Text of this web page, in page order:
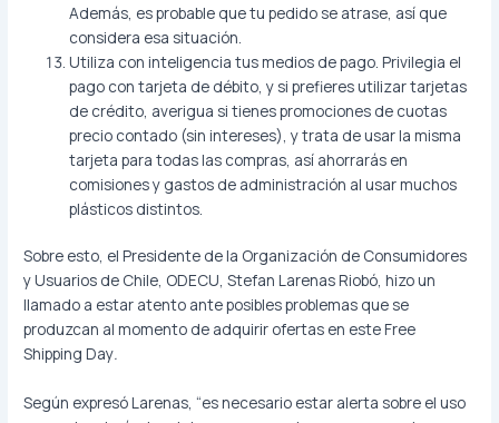
Además, es probable que tu pedido se atrase, así que
considera esa situación.
Utiliza con inteligencia tus medios de pago. Privilegia el
pago con tarjeta de débito, y si prefieres utilizar tarjetas
de crédito, averigua si tienes promociones de cuotas
precio contado (sin intereses), y trata de usar la misma
tarjeta para todas las compras, así ahorrarás en
comisiones y gastos de administración al usar muchos
plásticos distintos.
Sobre esto, el Presidente de la Organización de Consumidores
y Usuarios de Chile, ODECU, Stefan Larenas Riobó, hizo un
llamado a estar atento ante posibles problemas que se
produzcan al momento de adquirir ofertas en este Free
Shipping Day.
Según expresó Larenas, “es necesario estar alerta sobre el uso